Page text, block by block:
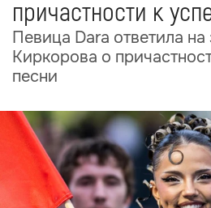
причастности к
Певица Dara ответила на
Киркорова о
песни